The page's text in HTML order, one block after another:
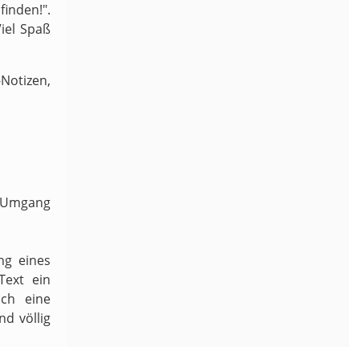
Spaß
eines
ein
eine
völlig